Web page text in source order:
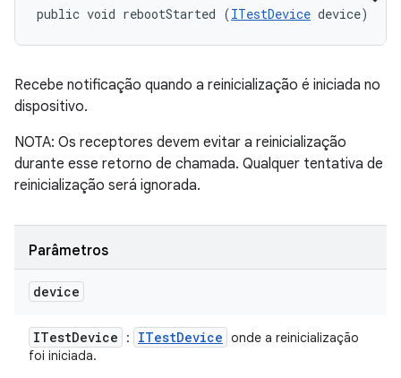
public void rebootStarted (ITestDevice device)
Recebe notificação quando a reinicialização é iniciada no
dispositivo.
NOTA: Os receptores devem evitar a reinicialização
durante esse retorno de chamada. Qualquer tentativa de
reinicialização será ignorada.
Parâmetros
device
ITestDevice : ITestDevice onde a reinicialização
foi iniciada.